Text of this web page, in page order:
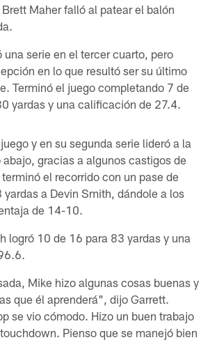
Maher falló al patear el balón
serie en el tercer cuarto, pero
en lo que resultó ser su último
Terminó el juego completando 7 de
yardas y una calificación de 27.4.
y en su segunda serie lideró a la
gracias a algunos castigos de
el recorrido con un pase de
a Devin Smith, dándole a los
de 14-10.
logró 10 de 16 para 83 yardas y una
Mike hizo algunas cosas buenas y
que él aprenderá", dijo Garrett.
se vio cómodo. Hizo un buen trabajo
Pienso que se manejó bien